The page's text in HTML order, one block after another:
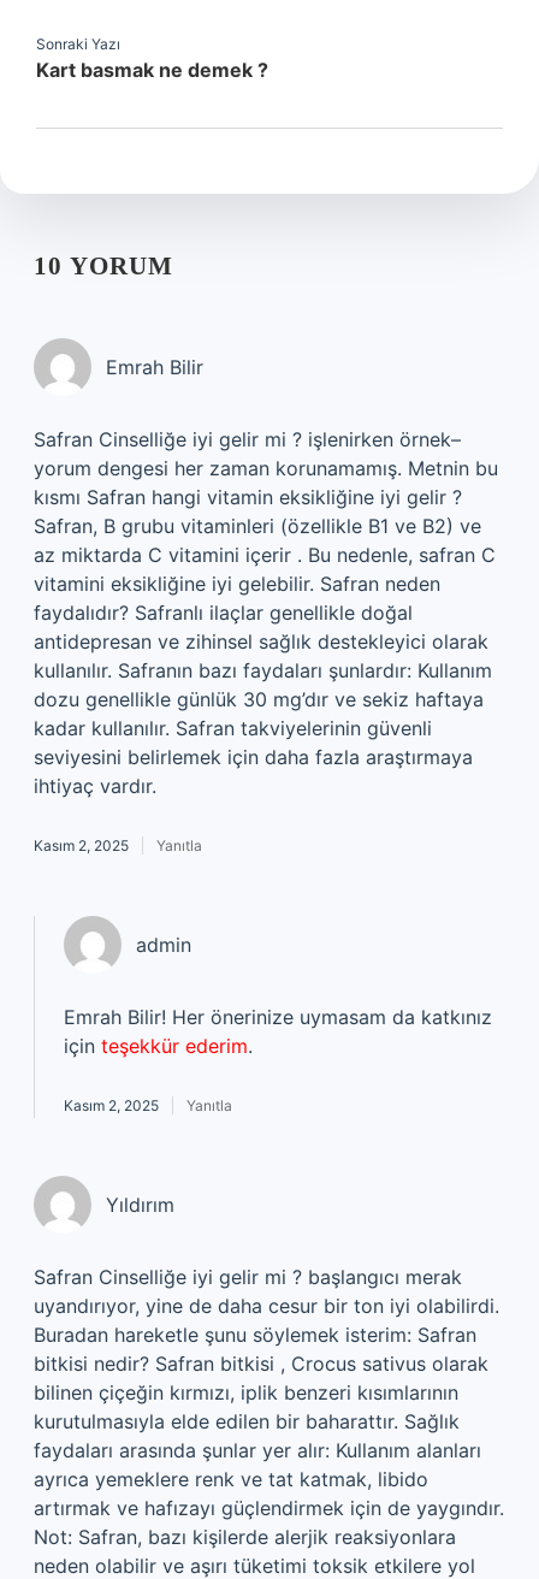
Sonraki Yazı
Kart basmak ne demek ?
10 YORUM
Emrah Bilir
Safran Cinselliğe iyi gelir mi ? işlenirken örnek–
yorum dengesi her zaman korunamamış. Metnin bu
kısmı Safran hangi vitamin eksikliğine iyi gelir ?
Safran, B grubu vitaminleri (özellikle B1 ve B2) ve
az miktarda C vitamini içerir . Bu nedenle, safran C
vitamini eksikliğine iyi gelebilir. Safran neden
faydalıdır? Safranlı ilaçlar genellikle doğal
antidepresan ve zihinsel sağlık destekleyici olarak
kullanılır. Safranın bazı faydaları şunlardır: Kullanım
dozu genellikle günlük 30 mg’dır ve sekiz haftaya
kadar kullanılır. Safran takviyelerinin güvenli
seviyesini belirlemek için daha fazla araştırmaya
ihtiyaç vardır.
Kasım 2, 2025 Yanıtla
admin
Emrah Bilir! Her önerinize uymasam da katkınız
için teşekkür ederim.
Kasım 2, 2025 Yanıtla
Yıldırım
Safran Cinselliğe iyi gelir mi ? başlangıcı merak
uyandırıyor, yine de daha cesur bir ton iyi olabilirdi.
Buradan hareketle şunu söylemek isterim: Safran
bitkisi nedir? Safran bitkisi , Crocus sativus olarak
bilinen çiçeğin kırmızı, iplik benzeri kısımlarının
kurutulmasıyla elde edilen bir baharattır. Sağlık
faydaları arasında şunlar yer alır: Kullanım alanları
ayrıca yemeklere renk ve tat katmak, libido
artırmak ve hafızayı güçlendirmek için de yaygındır.
Not: Safran, bazı kişilerde alerjik reaksiyonlara
neden olabilir ve aşırı tüketimi toksik etkilere yol